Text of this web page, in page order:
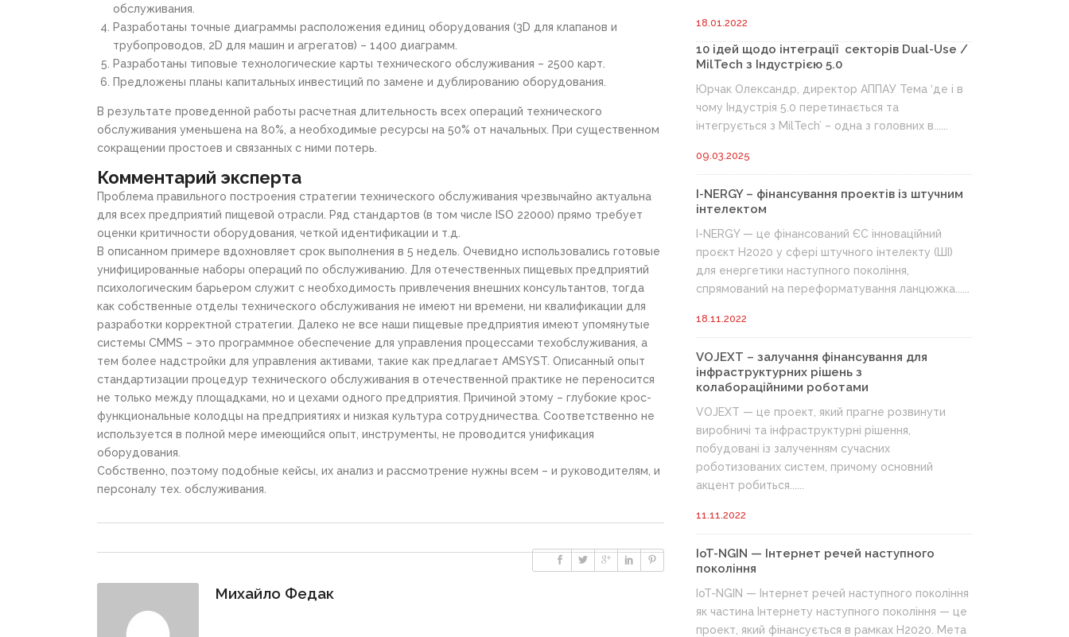
обслуживания.
Разработаны точные диаграммы расположения единиц оборудования (3D для клапанов и
трубопроводов, 2D для машин и агрегатов) – 1400 диаграмм.
Разработаны типовые технологические карты технического обслуживания – 2500 карт.
Предложены планы капитальных инвестиций по замене и дублированию оборудования.
В результате проведенной работы расчетная длительность всех операций технического
обслуживания уменьшена на 80%, а необходимые ресурсы на 50% от начальных. При существенном
сокращении простоев и связанных с ними потерь.
Комментарий эксперта
Проблема правильного построения стратегии технического обслуживания чрезвычайно актуальна
для всех предприятий пищевой отрасли. Ряд стандартов (в том числе ISO 22000) прямо требует
оценки критичности оборудования, четкой идентификации и т.д.
В описанном примере вдохновляет срок выполнения в 5 недель. Очевидно использовались готовые
унифицированные наборы операций по обслуживанию. Для отечественных пищевых предприятий
психологическим барьером служит с необходимость привлечения внешних консультантов, тогда
как собственные отделы технического обслуживания не имеют ни времени, ни квалификации для
разработки корректной стратегии. Далеко не все наши пищевые предприятия имеют упомянутые
системы CMMS – это программное обеспечение для управления процессами техобслуживания, а
тем более надстройки для управления активами, такие как предлагает AMSYST. Описанный опыт
стандартизации процедур технического обслуживания в отечественной практике не переносится
не только между площадками, но и цехами одного предприятия.
Причиной этому – глубокие крос-
функциональные колодцы на предприятиях и низкая культура сотрудничества. Соответственно не
используется в полной мере имеющийся опыт, инструменты, не проводится унификация
оборудования.
Собственно, поэтому подобные кейсы, их анализ и рассмотрение нужны всем – и руководителям, и
персоналу тех. обслуживания.
Михайло Федак
18.01.2022
10 ідей щодо інтеграції секторів Dual-Use /
MilTech з Індустрією 5.0
Юрчак Олександр, директор АППАУ Тема ‘де і в
чому Індустрія 5.0 перетинається та
інтегрується з MilTech’ – одна з головних в......
09.03.2025
I-NERGY – фінансування проектів із штучним
інтелектом
I-NERGY — це фінансований ЄС інноваційний
проєкт H2020 у сфері штучного інтелекту (ШІ)
для енергетики наступного покоління,
спрямований на переформатування ланцюжка......
18.11.2022
VOJEXT – залучання фінансування для
інфраструктурних рішень з
колабораційними роботами
VOJEXT — це проект, який прагне розвинути
виробничі та інфраструктурні рішення,
побудовані із залученням сучасних
роботизованих систем, причому основний
акцент робиться......
11.11.2022
IoT-NGIN — Інтернет речей наступного
покоління
IoT-NGIN — Інтернет речей наступного покоління
як частина Інтернету наступного покоління — це
проект, який фінансується в рамках H2020. Мета